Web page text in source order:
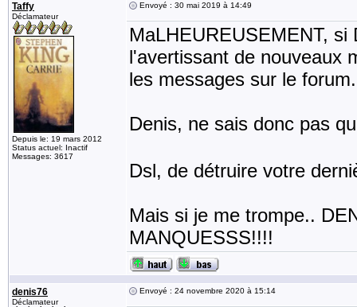
Taffy
Déclamateur
Depuis le: 19 mars 2012
Status actuel: Inactif
Messages: 3617
Envoyé : 30 mai 2019 à 14:49
MaLHEUREUSEMENT,
l'avertissant de nouveaux
les messages sur le forum.
Denis, ne sais donc pas
Dsl, de détruire votre
Mais si je me trompe..
MANQUESSS!!!!
denis76
Déclamateur
Envoyé : 24 novembre 2020 à 15:14